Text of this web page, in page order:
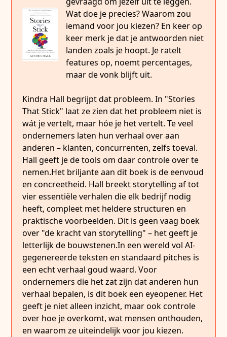
Wat doe je precies? Waarom zou
iemand voor jou kiezen? En keer op
keer merk je dat je antwoorden niet
landen zoals je hoopt. Je ratelt
features op, noemt percentages,
maar de vonk blijft uit.
Kindra Hall begrijpt dat probleem. In "Stories
That Stick" laat ze zien dat het probleem niet is
wát je vertelt, maar hóe je het vertelt. Te veel
ondernemers laten hun verhaal over aan
anderen – klanten, concurrenten, zelfs toeval.
Hall geeft je de tools om daar controle over te
nemen.Het briljante aan dit boek is de eenvoud
en concreetheid. Hall breekt storytelling af tot
vier essentiële verhalen die elk bedrijf nodig
heeft, compleet met heldere structuren en
praktische voorbeelden. Dit is geen vaag boek
over "de kracht van storytelling" – het geeft je
letterlijk de bouwstenen.In een wereld vol AI-
gegenereerde teksten en standaard pitches is
een echt verhaal goud waard. Voor
ondernemers die het zat zijn dat anderen hun
verhaal bepalen, is dit boek een eyeopener. Het
geeft je niet alleen inzicht, maar ook controle
over hoe je overkomt, wat mensen onthouden,
en waarom ze uiteindelijk voor jou kiezen.